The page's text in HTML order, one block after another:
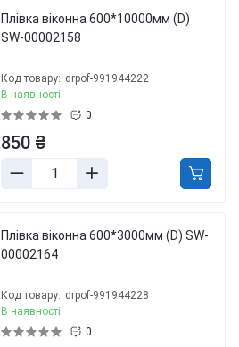
Плівка віконна 600*10000мм (D)
SW-00002158
Код товару: drpof-991944222
В наявності
0
850 ₴
Плівка віконна 600*3000мм (D) SW-
00002164
Код товару: drpof-991944228
В наявності
0